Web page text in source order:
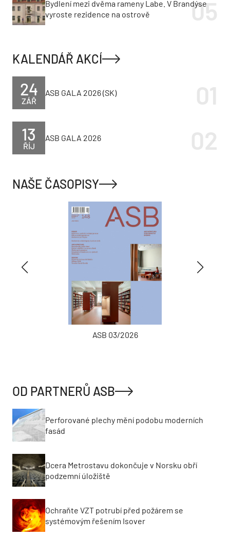
Bydlení mezi dvěma rameny Labe. V Brandýse
vyroste rezidence na ostrově
KALENDÁŘ AKCÍ
ZÁŘ
24 ASB GALA 2026 (SK)
ŘÍJ
13 ASB GALA 2026
NAŠE ČASOPISY
ASB 03/2026
OD PARTNERŮ ASB
Perforované plechy mění podobu moderních
fasád
Dcera Metrostavu dokončuje v Norsku obří
podzemní úložiště
Ochraňte VZT potrubí před požárem se
systémovým řešením Isover